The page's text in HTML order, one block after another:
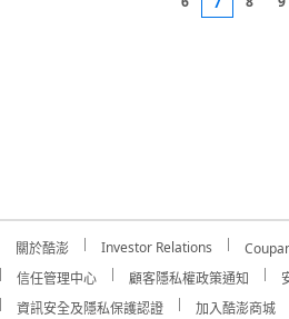
關於酷澎 Investor Relations
信任管理中心
顧客隱私權政策通知
資訊安全及隱私保護認證
加入酷澎商城